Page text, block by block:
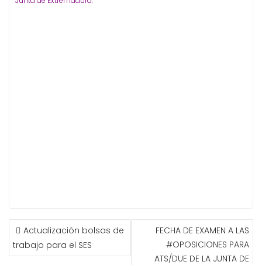
NAVEGACIÓN
DE
ENTRADAS
Actualización bolsas de
trabajo para el SES
FECHA DE EXAMEN A LAS
#OPOSICIONES PARA
ATS/DUE DE LA JUNTA DE